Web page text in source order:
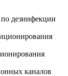
дезинфекции
каналов